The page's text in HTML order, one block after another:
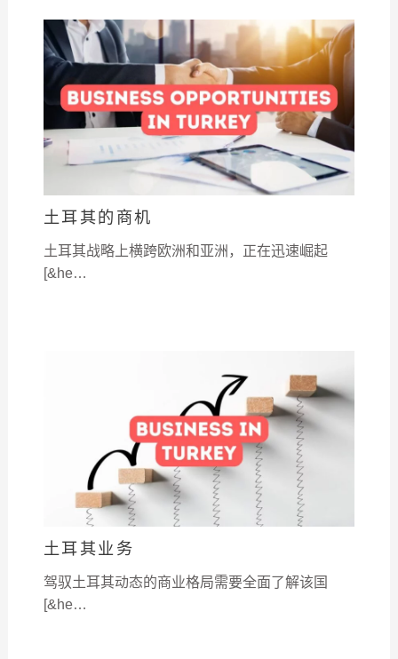
土耳其的商机
土耳其战略上横跨欧洲和亚洲，正在迅速崛起
[&he…
土耳其业务
驾驭土耳其动态的商业格局需要全面了解该国
[&he…